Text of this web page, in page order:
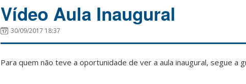
Vídeo Aula Inaugural
30/09/2017 18:37
Para quem não teve a oportunidade de ver a aula inaugural, segue a